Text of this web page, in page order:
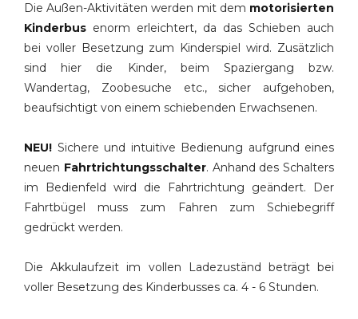
Die Außen-Aktivitäten werden mit dem motorisierten
Kinderbus enorm erleichtert, da das Schieben auch
bei voller Besetzung zum Kinderspiel wird. Zusätzlich
sind hier die Kinder, beim Spaziergang bzw.
Wandertag, Zoobesuche etc., sicher aufgehoben,
beaufsichtigt von einem schiebenden Erwachsenen.
NEU! Sichere und intuitive Bedienung aufgrund eines
neuen Fahrtrichtungsschalter. Anhand des Schalters
im Bedienfeld wird die Fahrtrichtung geändert. Der
Fahrtbügel muss zum Fahren zum Schiebegriff
gedrückt werden.
Die Akkulaufzeit im vollen Ladezuständ beträgt bei
voller Besetzung des Kinderbusses ca. 4 - 6 Stunden.